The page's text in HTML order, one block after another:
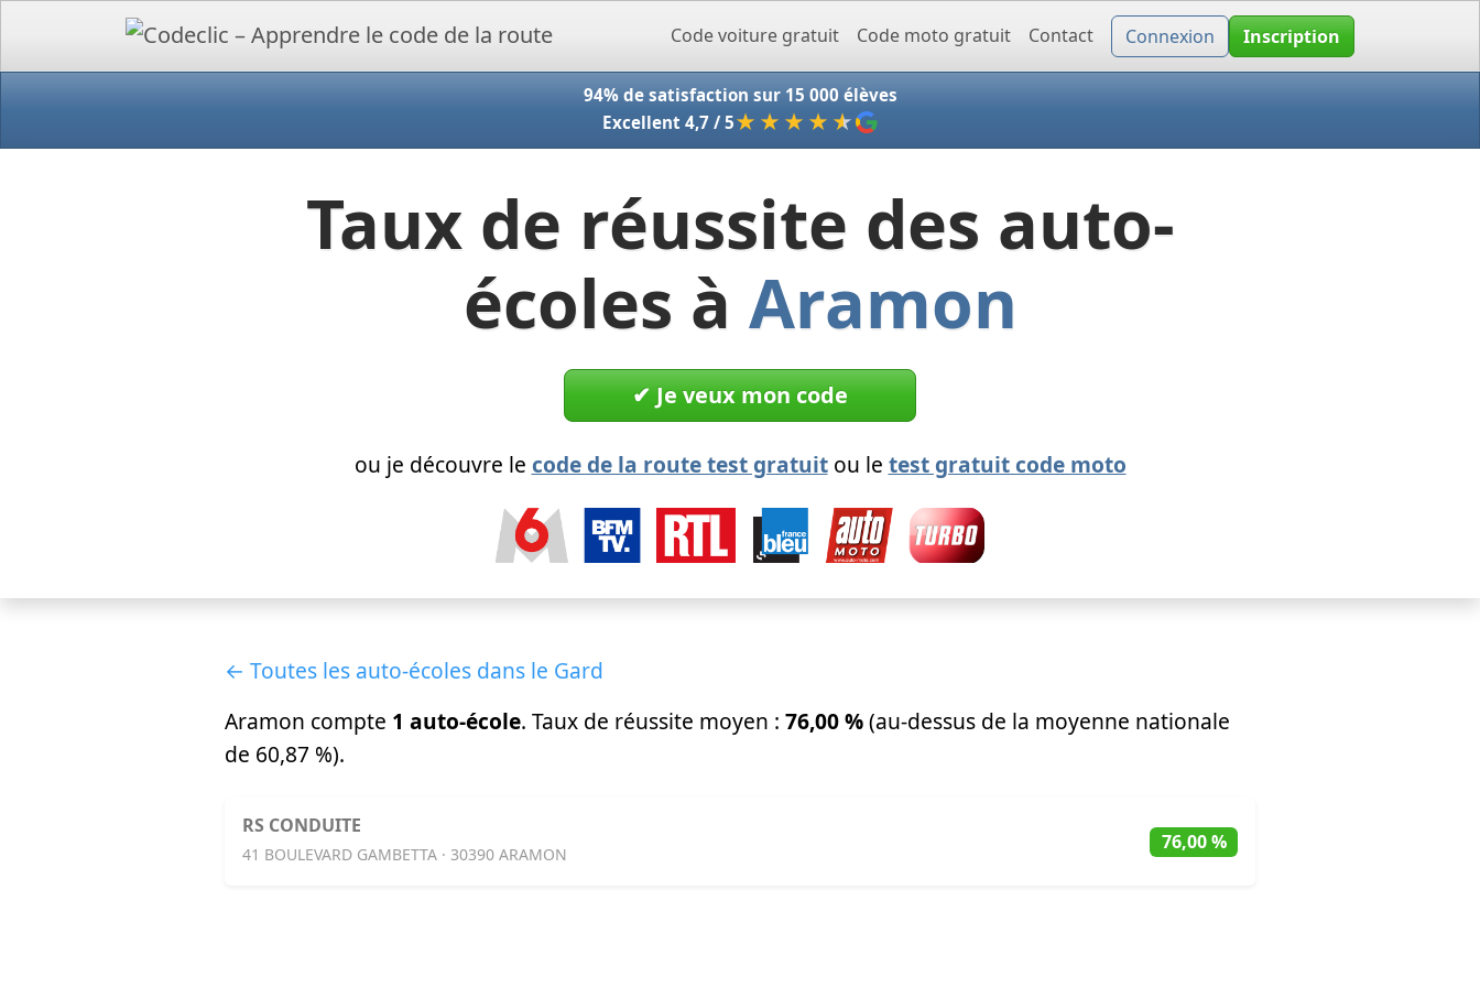
Accueil - CodeclicCode voiture gratuit Code moto gratuit Contact Connexion Inscription
94% de satisfaction sur 15 000 élèves
Excellent 4,7 / 5★★★★ ★
Taux de réussite des auto-
écoles à Aramon
✔︎ Je veux mon code
ou je découvre le code de la route test gratuitou le test gratuit code moto
← Toutes les auto-écoles dans le Gard
Aramon compte 1 auto-école. Taux de réussite moyen : 76,00 %(au-dessus de la moyenne nationale
de 60,87 %).
RS CONDUITE
41 BOULEVARD GAMBETTA · 30390 ARAMON
76,00 %